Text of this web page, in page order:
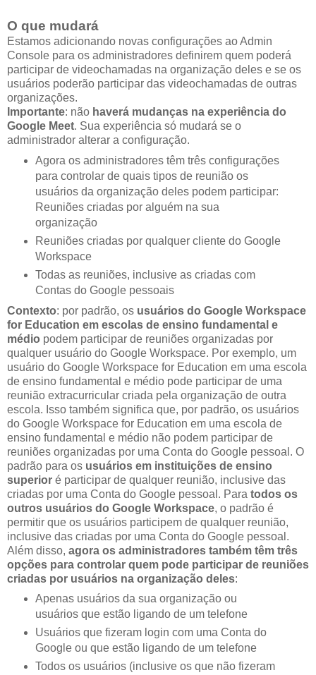
O que mudará
Estamos adicionando novas configurações ao Admin
Console para os administradores definirem quem poderá
participar de videochamadas na organização deles e se os
usuários poderão participar das videochamadas de outras
organizações.
Importante: não haverá mudanças na experiência do
Google Meet. Sua experiência só mudará se o
administrador alterar a configuração.
Agora os administradores têm três configurações
para controlar de quais tipos de reunião os
usuários da organização deles podem participar:
Reuniões criadas por alguém na sua
organização
Reuniões criadas por qualquer cliente do Google
Workspace
Todas as reuniões, inclusive as criadas com
Contas do Google pessoais
Contexto: por padrão, os usuários do Google Workspace
for Education em escolas de ensino fundamental e
médio podem participar de reuniões organizadas por
qualquer usuário do Google Workspace. Por exemplo, um
usuário do Google Workspace for Education em uma escola
de ensino fundamental e médio pode participar de uma
reunião extracurricular criada pela organização de outra
escola. Isso também significa que, por padrão, os usuários
do Google Workspace for Education em uma escola de
ensino fundamental e médio não podem participar de
reuniões organizadas por uma Conta do Google pessoal. O
padrão para os usuários em instituições de ensino
superior é participar de qualquer reunião, inclusive das
criadas por uma Conta do Google pessoal. Para todos os
outros usuários do Google Workspace, o padrão é
permitir que os usuários participem de qualquer reunião,
inclusive das criadas por uma Conta do Google pessoal.
Além disso, agora os administradores também têm três
opções para controlar quem pode participar de reuniões
criadas por usuários na organização deles:
Apenas usuários da sua organização ou
usuários que estão ligando de um telefone
Usuários que fizeram login com uma Conta do
Google ou que estão ligando de um telefone
Todos os usuários (inclusive os que não fizeram